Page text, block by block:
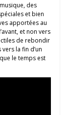
des
et bien
apportées au
et non vers
de rebondir
la fin d’un
le temps est